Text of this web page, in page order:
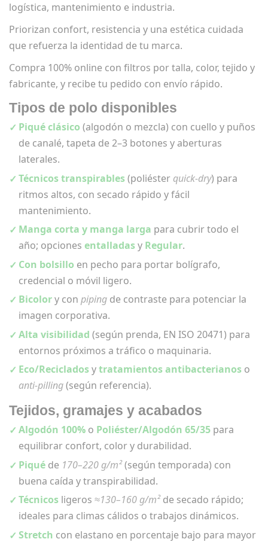
logística, mantenimiento e industria.
Priorizan confort, resistencia y una estética cuidada
que refuerza la identidad de tu marca.
Compra 100% online con filtros por talla, color, tejido y
fabricante, y recibe tu pedido con envío rápido.
Tipos de polo disponibles
Piqué clásico (algodón o mezcla) con cuello y puños
de canalé, tapeta de 2–3 botones y aberturas
laterales.
Técnicos transpirables(poliéster quick-dry) para
ritmos altos, con secado rápido y fácil
mantenimiento.
Manga corta y manga larga para cubrir todo el
año; opciones entalladasy Regular.
Con bolsillo en pecho para portar bolígrafo,
credencial o móvil ligero.
Bicolory con piping de contraste para potenciar la
imagen corporativa.
Alta visibilidad (según prenda, EN ISO 20471) para
entornos próximos a tráfico o maquinaria.
Eco/Recicladosytratamientos antibacterianos o
anti-pilling(según referencia).
Tejidos, gramajes y acabados
Algodón 100% o Poliéster/Algodón 65/35 para
equilibrar confort, color y durabilidad.
Piqué de 170–220 g/m²(según temporada) con
buena caída y transpirabilidad.
Técnicos ligeros ≈130–160 g/m²de secado rápido;
ideales para climas cálidos o trabajos dinámicos.
Stretch con elastano en porcentaje bajo para mayor